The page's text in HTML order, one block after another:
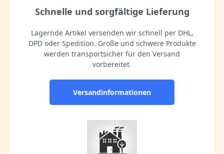
Schnelle und sorgfältige Lieferung
Lagernde Artikel versenden wir schnell per DHL,
DPD oder Spedition. Große und schwere Produkte
werden transportsicher für den Versand
vorbereitet.
Versandinformationen